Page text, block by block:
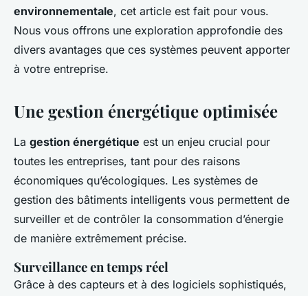
environnementale, cet article est fait pour vous.
Nous vous offrons une exploration approfondie des
divers avantages que ces systèmes peuvent apporter
à votre entreprise.
Une gestion énergétique optimisée
La gestion énergétique est un enjeu crucial pour
toutes les entreprises, tant pour des raisons
économiques qu’écologiques. Les systèmes de
gestion des bâtiments intelligents vous permettent de
surveiller et de contrôler la consommation d’énergie
de manière extrêmement précise.
Surveillance en temps réel
Grâce à des capteurs et à des logiciels sophistiqués,